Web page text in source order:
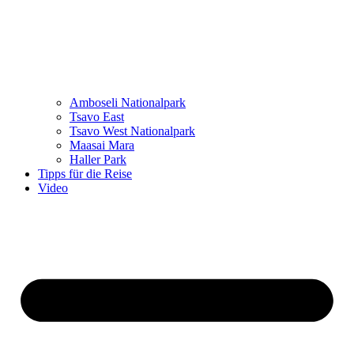
Amboseli Nationalpark
Tsavo East
Tsavo West Nationalpark
Maasai Mara
Haller Park
Tipps für die Reise
Video